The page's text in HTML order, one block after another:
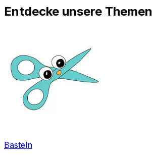
Entdecke unsere Themen
Basteln